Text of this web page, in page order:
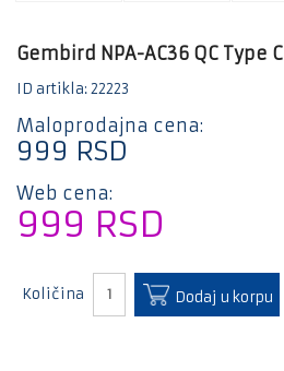
aparati
Bela
Gaming
i
adapteri
i bicikle
Gembird NPA-AC36 QC Type C
ID artikla: 22223
Maloprodajna cena:
999 RSD
Web cena:
999 RSD
Količina Dodaj u korpu